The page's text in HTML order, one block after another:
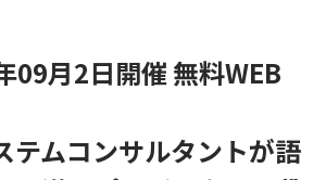
09月2日開催 無料WEB
テムコンサルタントが語